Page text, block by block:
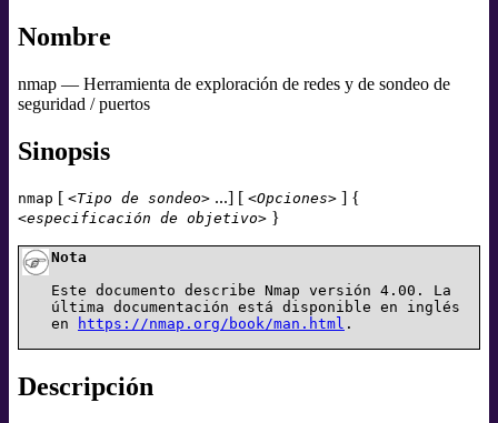
Nombre
nmap — Herramienta de exploración de redes y de sondeo de
seguridad / puertos
Sinopsis
nmap [ <Tipo de sondeo> ...] [ <Opciones> ] {
<especificación de objetivo> }
Nota
Este documento describe Nmap versión 4.00. La
última documentación está disponible en inglés
en
https://nmap.org/book/man.html .
Descripción